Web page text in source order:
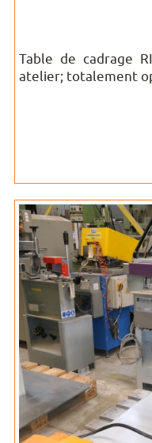
Table de cadrage
atelier; totalement